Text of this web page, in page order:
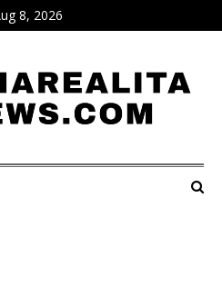
8, 2026